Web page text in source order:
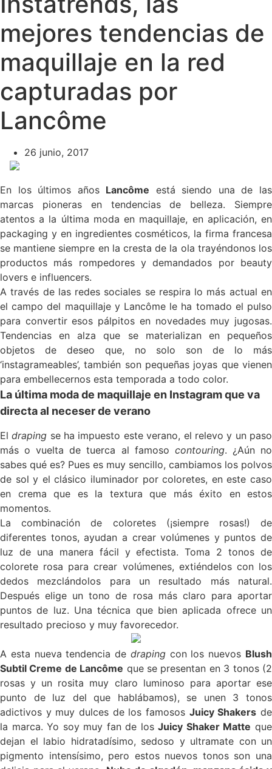
mejores tendencias de
maquillaje en la red
capturadas por
Lancôme
26 junio, 2017
En los últimos años Lancôme está siendo una de las
marcas pioneras en tendencias de belleza. Siempre
atentos a la última moda en maquillaje, en aplicación, en
packaging y en ingredientes cosméticos, la firma francesa
se mantiene siempre en la cresta de la ola trayéndonos los
productos más rompedores y demandados por beauty
lovers e influencers.
A través de las redes sociales se respira lo más actual en
el campo del maquillaje y Lancôme le ha tomado el pulso
para convertir esos pálpitos en novedades muy jugosas.
Tendencias en alza que se materializan en pequeños
objetos de deseo que, no solo son de lo más
‘instagrameables’, también son pequeñas joyas que vienen
para embellecernos esta temporada a todo color.
La última moda de maquillaje en Instagram que va
directa al neceser de verano
Eldraping se ha impuesto este verano, el relevo y un paso
más o vuelta de tuerca al famoso contouring. ¿Aún no
sabes qué es? Pues es muy sencillo, cambiamos los polvos
de sol y el clásico iluminador por coloretes, en este caso
en crema que es la textura que más éxito en estos
momentos.
La combinación de coloretes (¡siempre rosas!) de
diferentes tonos, ayudan a crear volúmenes y puntos de
luz de una manera fácil y efectista. Toma 2 tonos de
colorete rosa para crear volúmenes, extiéndelos con los
dedos mezclándolos para un resultado más natural.
Después elige un tono de rosa más claro para aportar
puntos de luz. Una técnica que bien aplicada ofrece un
resultado precioso y muy favorecedor.
A esta nueva tendencia de drapingcon los nuevos Blush
Subtil Creme de Lancôme que se presentan en 3 tonos (2
rosas y un rosita muy claro luminoso para aportar ese
punto de luz del que hablábamos), se unen 3 tonos
adictivos y muy dulces de los famosos Juicy Shakers de
la marca. Yo soy muy fan de losJuicy Shaker Matte que
dejan el labio hidratadísimo, sedoso y ultramate con un
pigmento intensísimo, pero estos nuevos tonos son una